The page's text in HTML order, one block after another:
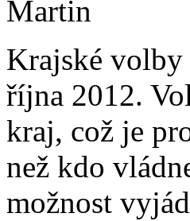
Krajské volby
října 2012.
kraj, což je
než kdo
možnost